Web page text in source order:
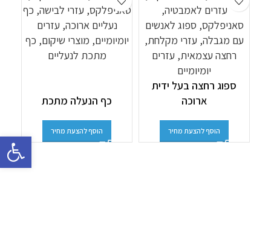
ספוג רחצה בעל ידית
ארוכה
הוסף להצעת מחיר
כף הנעלה מתכת
הוסף להצעת מחיר פתח